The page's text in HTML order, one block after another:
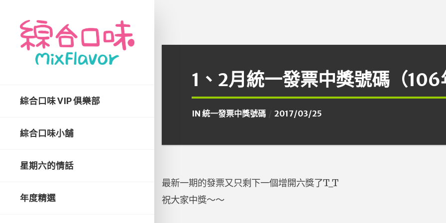
綜合口味 VIP 俱樂部
綜合口味小舖
星期六的情話
年度精選
1、2月統一發票中獎號碼（106
IN 統一發票中獎號碼 2017/03/25
最新一期的發票又只剩下一個增開六獎了T_T
祝大家中獎～～